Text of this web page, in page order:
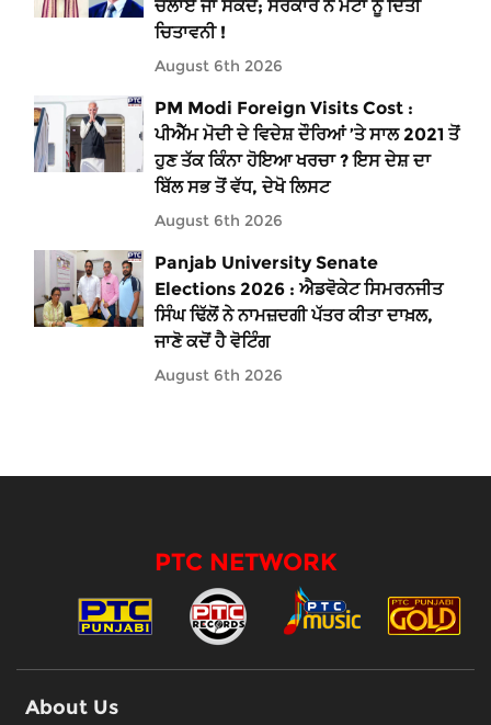
ਚਲਾਏ ਜਾ ਸਕਦੇ; ਸਰਕਾਰ ਨੇ ਮੇਟਾ ਨੂੰ ਦਿੱਤੀ
ਚਿਤਾਵਨੀ !
August 6th 2026
PM Modi Foreign Visits Cost :
ਪੀਐੱਮ ਮੋਦੀ ਦੇ ਵਿਦੇਸ਼ ਦੌਰਿਆਂ ’ਤੇ ਸਾਲ 2021 ਤੋਂ
ਹੁਣ ਤੱਕ ਕਿੰਨਾ ਹੋਇਆ ਖਰਚਾ ? ਇਸ ਦੇਸ਼ ਦਾ
ਬਿੱਲ ਸਭ ਤੋਂ ਵੱਧ, ਦੇਖੋ ਲਿਸਟ
August 6th 2026
Panjab University Senate
Elections 2026 : ਐਡਵੋਕੇਟ ਸਿਮਰਨਜੀਤ
ਸਿੰਘ ਢਿੱਲੋਂ ਨੇ ਨਾਮਜ਼ਦਗੀ ਪੱਤਰ ਕੀਤਾ ਦਾਖ਼ਲ,
ਜਾਣੋ ਕਦੋਂ ਹੈ ਵੋਟਿੰਗ
August 6th 2026
PTC NETWORK
About Us